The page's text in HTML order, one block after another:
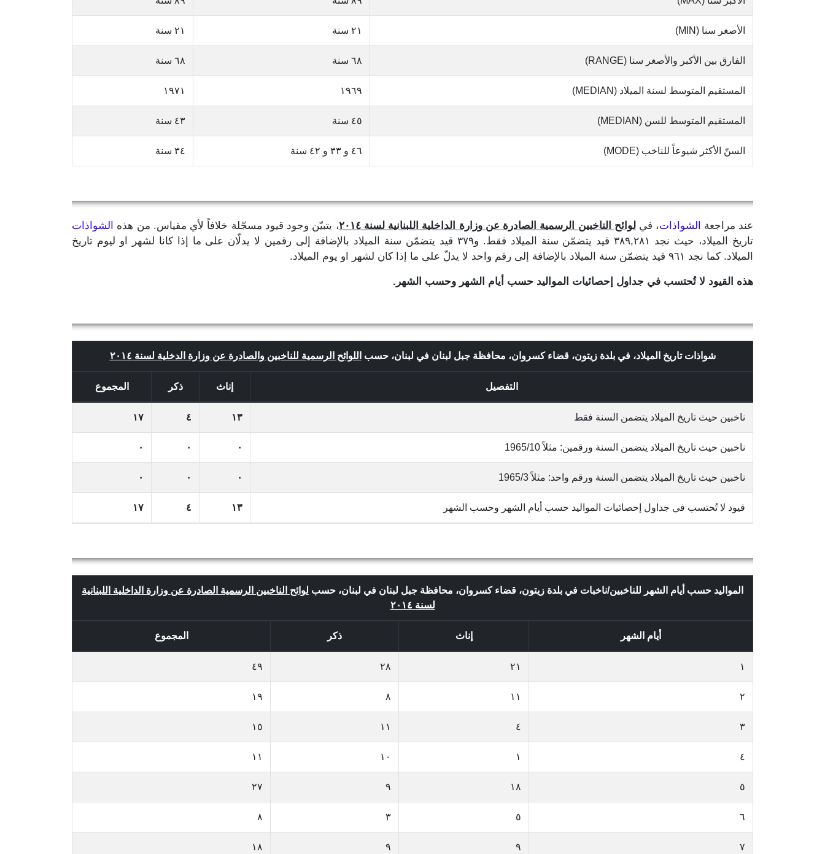
الأصغر سنا (MIN) ٢١ سنة ٢١ سنة
الفارق بين الأكبر والأصغر سنا (RANGE) ٦٨ سنة ٦٨ سنة
المستقيم المتوسط لسنة الميلاد (MEDIAN) ١٩٦٩ ١٩٧١
المستقيم المتوسط للسن (MEDIAN) ٤٥ سنة ٤٣ سنة
السنّ الأكثر شيوعاً للناخب (MODE) ٤٦ و ٣٣ و ٤٢ سنة ٣٤ سنة
عند مراجعة الشواذات، فيلوائح الناخبين الرسمية الصادرة عن وزارة الداخلية اللبنانية لسنة ٢٠١٤ ، يتبيّن وجود قيود مسجّلة خلافاً لأي مقياس. من هذه
الشواذات
تاريخ الميلاد، حيث نجد ٣٨٩,٢٨١ قيد يتضمّن سنة الميلاد فقط. و٣٧٩ قيد يتضمّن سنة الميلاد بالإضافة إلى رقمين لا يدلّان على ما إذا كانا لشهر او ليوم تاريخ
الميلاد. كما نجد ٩٦١ قيد يتضمّن سنة الميلاد بالإضافة إلى رقم واحد لا يدلّ على ما إذا كان لشهر او يوم الميلاد.
هذه القيود لا تُحتسب في جداول إحصائيات المواليد حسب أيام الشهر وحسب الشهر.
شواذات تاريخ الميلاد، في بلدة زيتون، قضاء كسروان، محافظة جبل لبنان في لبنان، حسب اللوائح الرسمية للناخبين والصادرة عن وزارة الدخلية لسنة ٢٠١٤
التفصيل إناث ذكر المجموع
ناخبين حيث تاريخ الميلاد يتضمن السنة فقط ١٣ ٤ ١٧
ناخبين حيث تاريخ الميلاد يتضمن السنة ورقمين: مثلاً 1965/10 ٠ ٠ ٠
ناخبين حيث تاريخ الميلاد يتضمن السنة ورقم واحد: مثلاً 1965/3 ٠ ٠ ٠
قيود لا تُحتسب في جداول إحصائيات المواليد حسب أيام الشهر وحسب الشهر ١٣ ٤ ١٧
المواليد حسب أيام الشهر للناخبين/ناخبات في بلدة زيتون، قضاء كسروان، محافظة جبل لبنان في لبنان، حسب لوائح الناخبين الرسمية الصادرة عن وزارة الداخلية اللبنانية
لسنة ٢٠١٤
أيام الشهر إناث ذكر المجموع
١ ٢١ ٢٨ ٤٩
٢ ١١ ٨ ١٩
٣ ٤ ١١ ١٥
٤ ١ ١٠ ١١
٥ ١٨ ٩ ٢٧
٦ ٥ ٣ ٨
٧ ٩ ٩ ١٨